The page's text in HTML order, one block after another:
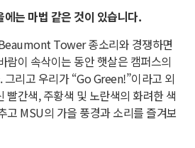
는 마법 같은 것이 있습니다.
Tower 종소리와 경쟁하면
람이 속삭이는 동안 햇살은 캠퍼스의
리고 우리가 “Go Green!”이라고 외
빨간색, 주황색 및 노란색의 화려한 색
고 MSU의 가을 풍경과 소리를 즐겨보